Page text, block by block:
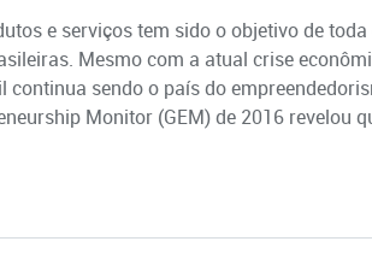
e serviços tem sido o objetivo de
Mesmo com a atual crise
continua sendo o país do
Monitor (GEM) de 2016 revelou